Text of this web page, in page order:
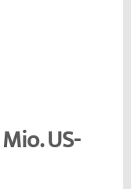
US-